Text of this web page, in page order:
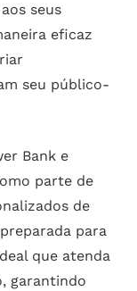
seus
eficaz
seu público-
Bank e
parte de
de
para
que atenda
garantindo